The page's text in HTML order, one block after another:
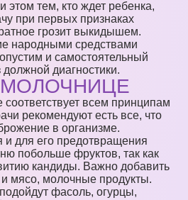
этом тем, кто ждет ребенка,
при первых признаках
грозит выкидышем.
народными средствами
и самостоятельный
диагностики.
всем принципам
рекомендуют есть все, что
в организме.
и для его предотвращения
побольше фруктов, так как
кандиды. Важно добавить
мясо, молочные продукты.
фасоль, огурцы,